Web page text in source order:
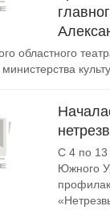
областного
С 4 по 13
Южного